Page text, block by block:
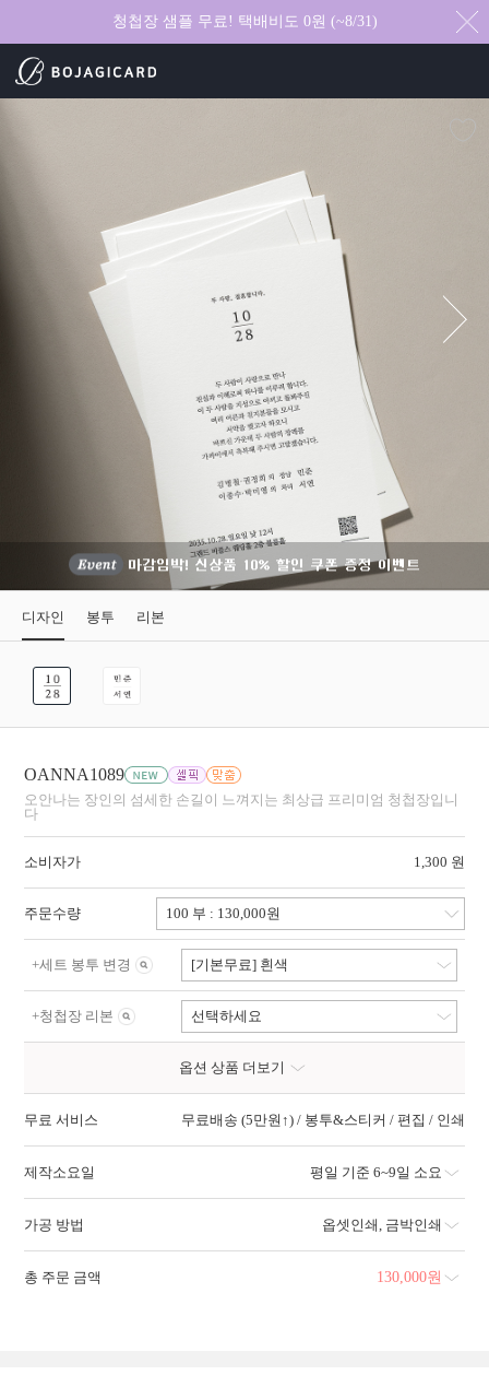
청첩장 샘플 무료! 택배비도 0원 (~8/31)
OANNA1089
오안나는 장인의 섬세한 손길이 느껴지는 최상급 프리미엄 청첩장입니
다
소비자가 1,300 원
디자인 봉투 리본
주문수량
+세트 봉투 변경 [기본무료] 흰색
+청첩장 리본 선택하세요
옵션 상품 더보기
무료 서비스 무료배송 (5만원↑) / 봉투&스티커 / 편집 / 인쇄
제작소요일 평일 기준 6~9일 소요
가공 방법 옵셋인쇄 금박인쇄
총 주문 금액 130,000원